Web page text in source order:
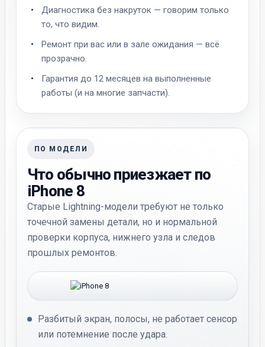
Диагностика без накруток — говорим только
то, что видим.
Ремонт при вас или в зале ожидания — всё
прозрачно.
Гарантия до 12 месяцев на выполненные
работы (и на многие запчасти).
ПО МОДЕЛИ
Что обычно приезжает по
iPhone 8
Старые Lightning-модели требуют не только
точечной замены детали, но и нормальной
проверки корпуса, нижнего узла и следов
прошлых ремонтов.
Разбитый экран, полосы, не работает сенсор
или потемнение после удара.